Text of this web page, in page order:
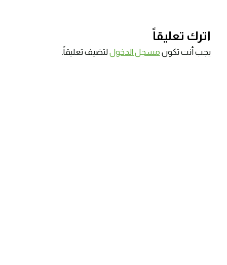
اترك تعليقاً
يجب أنت تكون مسجل الدخوللتضيف تعليقاً.